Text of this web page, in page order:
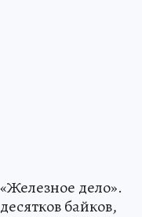
дело».
байков,